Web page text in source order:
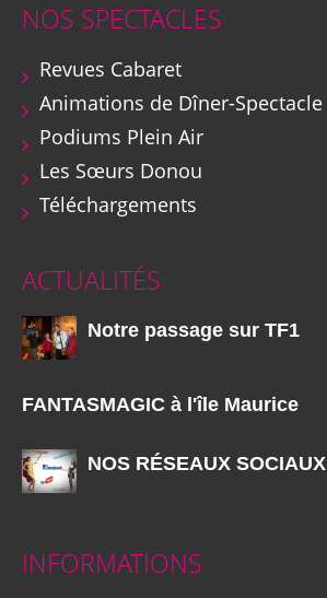
NOS SPECTACLES
Revues Cabaret
Animations de Dîner-Spectacle
Podiums Plein Air
Les Sœurs Donou
Téléchargements
ACTUALITÉS
Notre passage sur TF1
FANTASMAGIC à l'île Maurice
NOS RÉSEAUX SOCIAUX
INFORMATIONS